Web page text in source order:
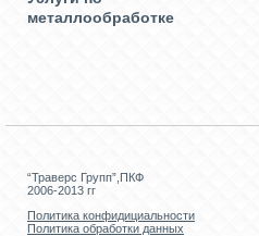
металлообработке
“Траверс Групп”,ПКФ
2006-2013 гг
Политика конфидициальности
Политика обработки данных